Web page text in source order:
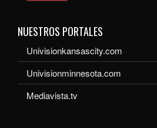
NUESTROS PORTALES
Univisionkansascity.com
Univisionminnesota.com
Mediavista.tv